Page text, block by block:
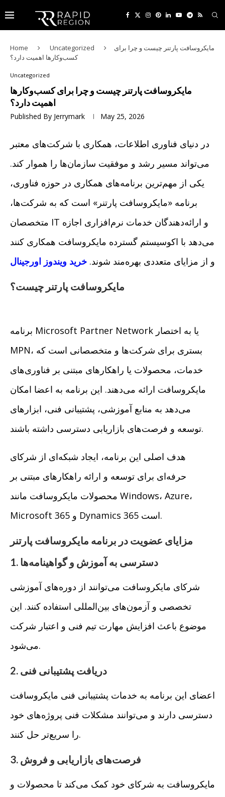
Home Uncategorized
مایکروسافت پارتنر چیست و چرا برای
کسب‌وکارها اهمیت دارد؟
Uncategorized
مایکروسافت پارتنر چیست و چرا برای کسب‌وکارها
اهمیت دارد؟
Published By Jerrymark May 25, 2026
در دنیای فناوری اطلاعات، همکاری با شرکت‌های معتبر
می‌تواند مسیر رشد و موفقیت سازمان‌ها را هموار کند.
یکی از مهم‌ترین برنامه‌های همکاری در حوزه فناوری،
برنامه «مایکروسافت پارتنر» است که به شرکت‌ها،
متخصصان IT و ارائه‌دهندگان خدمات نرم‌افزاری اجازه
می‌دهد با اکوسیستم گسترده مایکروسافت همکاری کنند
و از مزایای متعددی بهره‌مند شوند. خرید ویندوز اورجینال
مایکروسافت پارتنر چیست؟
برنامه Microsoft Partner Network یا به اختصار
MPN، بستری برای شرکت‌ها و متخصصانی است که
خدمات، محصولات یا راهکارهای مبتنی بر فناوری‌های
مایکروسافت ارائه می‌دهند. این برنامه به اعضا امکان
می‌دهد به منابع آموزشی، پشتیبانی فنی، ابزارهای
توسعه و فرصت‌های بازاریابی دسترسی داشته باشند.
هدف اصلی این برنامه، ایجاد شبکه‌ای از شرکای
حرفه‌ای برای توسعه و ارائه راهکارهای مبتنی بر
محصولات مایکروسافت مانند Windows، Azure،
Microsoft 365 و Dynamics 365 است.
مزایای عضویت در برنامه مایکروسافت پارتنر
1. دسترسی به آموزش و گواهینامه‌ها
شرکای مایکروسافت می‌توانند از دوره‌های آموزشی
تخصصی و آزمون‌های بین‌المللی استفاده کنند. این
موضوع باعث افزایش مهارت تیم فنی و اعتبار شرکت
می‌شود.
2. دریافت پشتیبانی فنی
اعضای این برنامه به خدمات پشتیبانی فنی مایکروسافت
دسترسی دارند و می‌توانند مشکلات فنی پروژه‌های خود
را سریع‌تر حل کنند.
3. فرصت‌های بازاریابی و فروش
مایکروسافت به شرکای خود کمک می‌کند تا محصولات و